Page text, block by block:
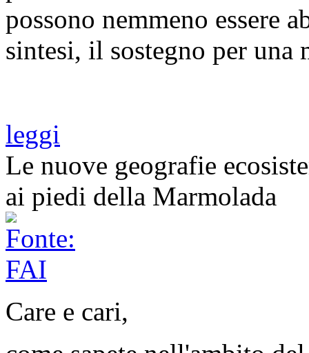
possono nemmeno essere
sintesi, il sostegno per una
leggi
Le nuove geografie
ai piedi della Marmolada
Care e cari,